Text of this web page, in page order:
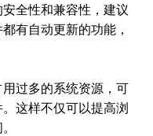
全性和兼容性，建议
有自动更新的功能，
过多的系统资源，可
这样不仅可以提高浏